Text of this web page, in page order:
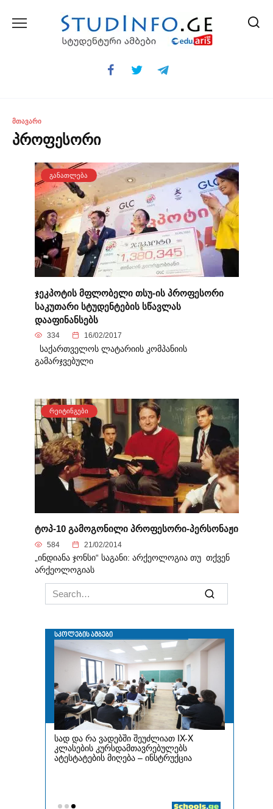
ᲛᲗᲐᲕᲐᲠᲘ
პროფესორი
ᲒᲐᲜᲐᲗᲚᲔᲑᲐ
ჯეკპოტის მფლობელი თსუ-ის პროფესორი
საკუთარი სტუდენტების სწავლას
დააფინანსებს
334 16/02/2017
საქართველოს ლატარიის კომპანიის
გამარჯვებული
ᲠᲔᲘᲢᲘᲜᲒᲔᲑᲘ
ტოპ-10 გამოგონილი პროფესორი-პერსონაჟი
584 21/02/2014
„ინდიანა ჯონსი“ საგანი: არქეოლოგია თუ თქვენ
არქეოლოგიას
Search
for: